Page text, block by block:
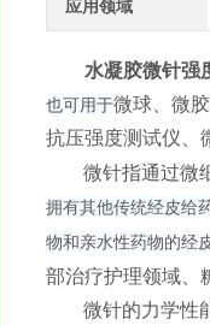
应用领域
水凝胶微针强
也可用于微球、微
抗压强度测试仪、
微针指通过微
拥有其他传统经皮给
物和亲水性药物的经
部治疗护理领域、
微针的力学性